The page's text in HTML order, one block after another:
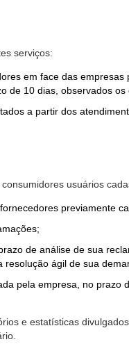
serviços:
em face das
de 10 dias, observados
a partir dos
usuários
previamente
de análise de sua
resolução ágil de sua
pela empresa, no
e estatísticas